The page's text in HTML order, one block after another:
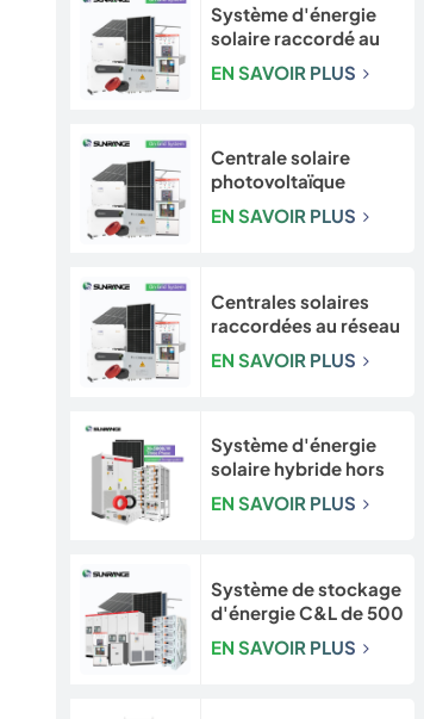
Système d'énergie
solaire raccordé au
réseau Sunrange de
10 à 50 kW
EN SAVOIR PLUS
Centrale solaire
photovoltaïque
Sunrange de 50 kW à
500 kW raccordée au
industriels
EN SAVOIR PLUS
Centrales solaires
raccordées au réseau
de 500 kW, 1 MW, 1,5
MW, 2 MW et 3 MW
services publics
EN SAVOIR PLUS
Système d'énergie
solaire hybride hors
réseau de 30 kW, 50
kW, 100 kW, 250 kW
EN SAVOIR PLUS
Système de stockage
d'énergie C&L de 500
kW, 1 MW, 2 MW, 3
MW et 5 MW
EN SAVOIR PLUS